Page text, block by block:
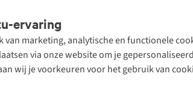
ervaring
marketing, analytische en functionele
via onze website om je
wij je voorkeuren voor het gebruik van
Disclaimer Privacy Policy